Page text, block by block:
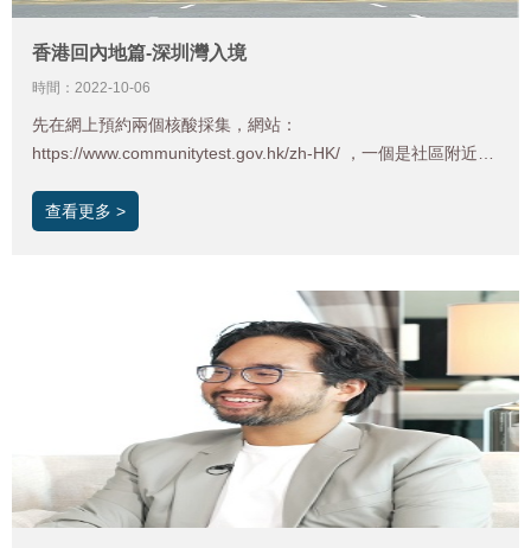
香港回內地篇-深圳灣入境
時間：2022-10-06
先在網上預約兩個核酸採集，網站：
https://www.communitytest.gov.hk/zh-HK/ ，一個是社區附近的
預約號。
查看更多 >